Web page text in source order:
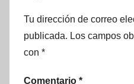
Tu dirección de correo
publicada. Los campos
con *
Comentario *